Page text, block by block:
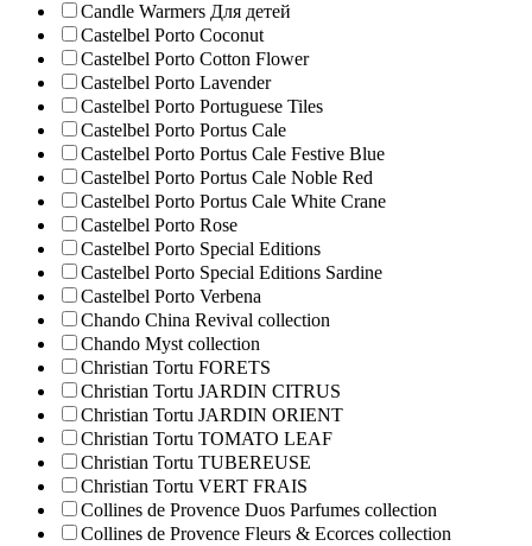
Candle Warmers Для детей
Castelbel Porto Coconut
Castelbel Porto Cotton Flower
Castelbel Porto Lavender
Castelbel Porto Portuguese Tiles
Castelbel Porto Portus Cale
Castelbel Porto Portus Cale Festive Blue
Castelbel Porto Portus Cale Noble Red
Castelbel Porto Portus Cale White Crane
Castelbel Porto Rose
Castelbel Porto Special Editions
Castelbel Porto Special Editions Sardine
Castelbel Porto Verbena
Chando China Revival collection
Chando Myst collection
Christian Tortu FORETS
Christian Tortu JARDIN CITRUS
Christian Tortu JARDIN ORIENT
Christian Tortu TOMATO LEAF
Christian Tortu TUBEREUSE
Christian Tortu VERT FRAIS
Collines de Provence Duos Parfumes collection
Collines de Provence Fleurs & Ecorces collection